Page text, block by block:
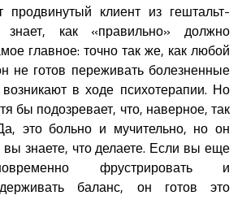
продвинутый клиент из гештальт-
как «правильно» должно
главное: точно так же, как любой
не готов переживать болезненные
в ходе психотерапии. Но
бы подозревает, что, наверное, так
это больно и мучительно, но он
вы знаете, что делаете. Если вы еще
фрустрировать и
баланс, он готов это